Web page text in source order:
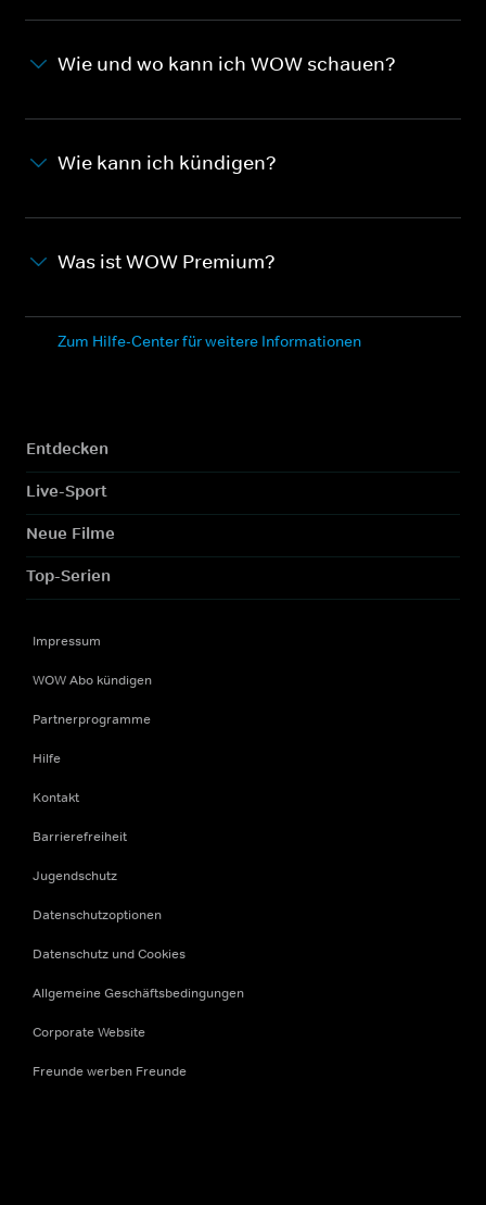
Wie und wo kann ich WOW schauen?
Wie kann ich kündigen?
Was ist WOW Premium?
Zum Hilfe-Center für weitere Informationen
Entdecken
Live-Sport
Neue Filme
Top-Serien
Impressum
WOW Abo kündigen
Partnerprogramme
Hilfe
Kontakt
Barrierefreiheit
Jugendschutz
Datenschutzoptionen
Datenschutz und Cookies
Allgemeine Geschäftsbedingungen
Corporate Website
Freunde werben Freunde